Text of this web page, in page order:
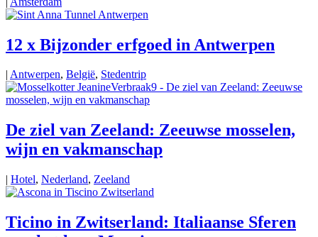
12 x Bijzonder erfgoed in Antwerpen
| Antwerpen, België, Stedentrip
De ziel van Zeeland: Zeeuwse mosselen,
wijn en vakmanschap
| Hotel, Nederland, Zeeland
Ticino in Zwitserland: Italiaanse Sferen